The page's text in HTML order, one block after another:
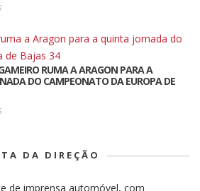
RUMA A ARAGON PARA A
DO CAMPEONATO DA EUROPA DE
DA DIREÇÃO
de imprensa automóvel, com